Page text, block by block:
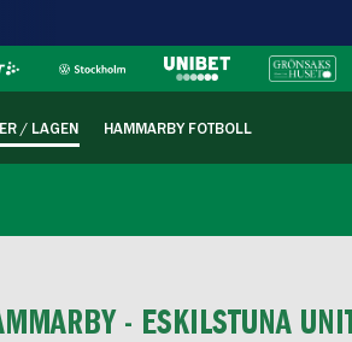
/ LAGEN HAMMARBY FOTBOLL
- ESKILSTUNA